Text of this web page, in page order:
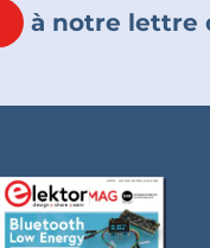
à notre lettre